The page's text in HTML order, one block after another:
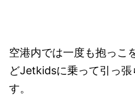
空港内では一度も抱っこ
どJetkidsに乗って引っ
す。